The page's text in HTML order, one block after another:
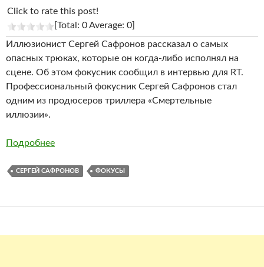
Click to rate this post!
[Total: 0 Average: 0]
Иллюзионист Сергей Сафронов рассказал о самых
опасных трюках, которые он когда-либо исполнял на
сцене. Об этом фокусник сообщил в интервью для RT.
Профессиональный фокусник Сергей Сафронов стал
одним из продюсеров триллера «Смертельные
иллюзии».
Подробнее
СЕРГЕЙ САФРОНОВ ФОКУСЫ